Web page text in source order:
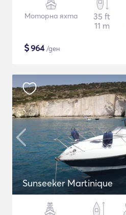
Моторна яхта
35 ft
11 m
$964/ден
Sunseeker Martinique